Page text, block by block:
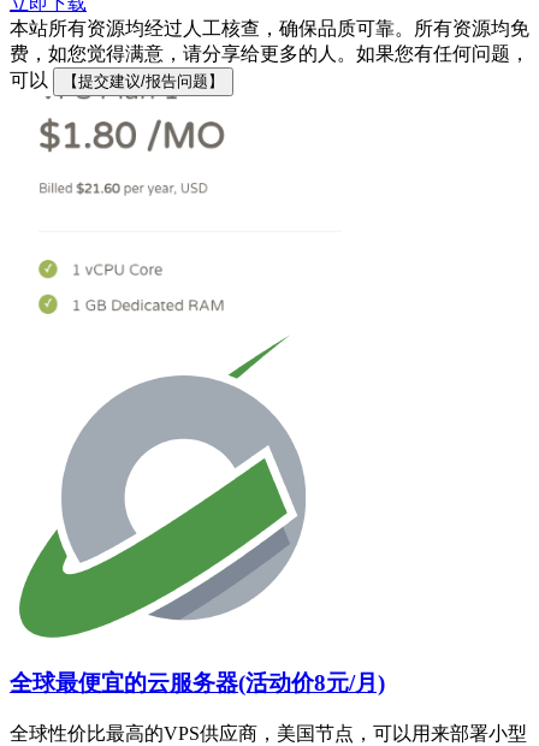
本站所有资源均经过人工核查，确保品质可靠。所有资源均免
费，如您觉得满意，请分享给更多的人。如果您有任何问题，
可以
【提交建议/报告问题】
全球最便宜的云服务器(活动价8元/月)
全球性价比最高的VPS供应商，美国节点，可以用来部署小型